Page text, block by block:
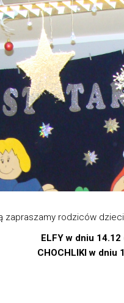
zapraszamy rodziców dzieci
ELFY w dniu
CHOCHLIKI w dniu